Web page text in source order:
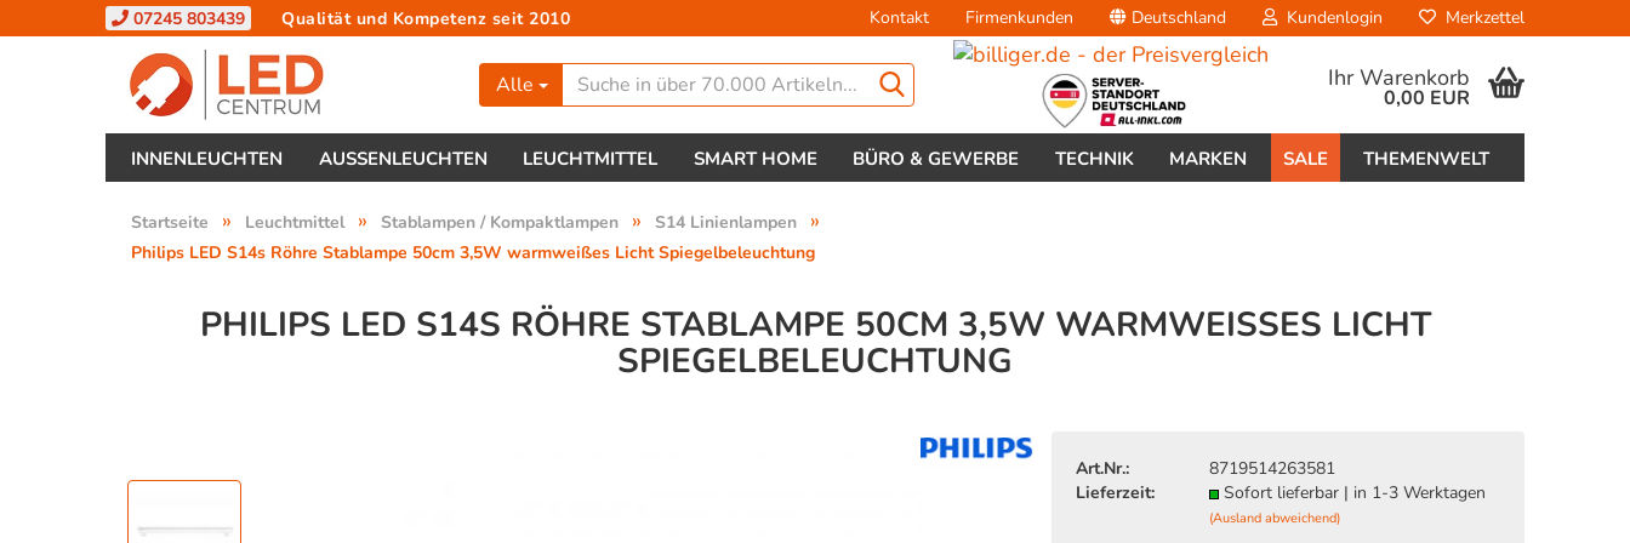
07245 803439 Qualität und Kompetenz seit 2010 Kontakt Firmenkunden Deutschland
Lieferland
Kundenlogin Merkzettel
Alle Ihr Warenkorb
0,00 EUR
INNENLEUCHTEN AUSSENLEUCHTEN LEUCHTMITTEL SMART HOME BÜRO & GEWERBE TECHNIK MARKEN SALE THEMENWELT
Startseite » Leuchtmittel » Stablampen / Kompaktlampen » S14 Linienlampen »
Philips LED S14s Röhre Stablampe 50cm 3,5W warmweißes Licht Spiegelbeleuchtung
PHILIPS LED S14S RÖHRE STABLAMPE 50CM 3,5W WARMWEISSES LICHT S
PIEGELBELEUCHTUNG
Art.Nr.:
8719514263581
Lieferzeit:
Sofort lieferbar | in 1-3 Werktagen
(Ausland abweichend)